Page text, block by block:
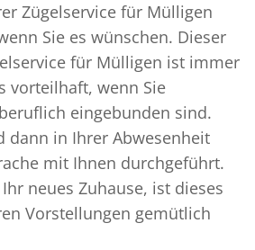
Zügelservice für Mülligen
Sie es wünschen. Dieser
für Mülligen ist immer
vorteilhaft, wenn Sie
eingebunden sind.
dann in Ihrer Abwesenheit
mit Ihnen durchgeführt.
neues Zuhause, ist dieses
Vorstellungen gemütlich